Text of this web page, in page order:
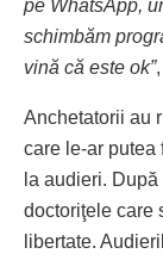
pe WhatsApp,
schimbăm
vină că este ok”
Anchetatorii au
care le-ar putea
la audieri.
doctoriţele care
libertate.